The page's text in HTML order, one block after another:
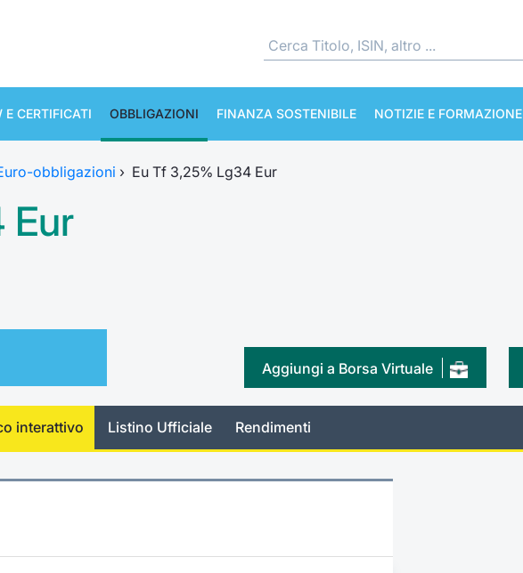
E CERTIFICATI OBBLIGAZIONI FINANZA SOSTENIBILE NOTIZIE E FORMAZIONE
obbligazioni › Eu Tf 3,25% Lg34 Eur
Eur
Aggiungi a Borsa Virtuale
interattivo Listino Ufficiale Rendimenti